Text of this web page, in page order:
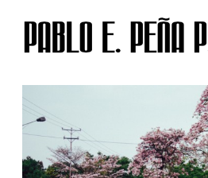
TAG: PRIMAVERA